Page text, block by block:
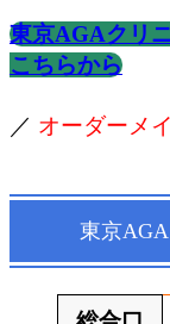
東京AGAクリ
こちらから
／ オーダーメ
東京